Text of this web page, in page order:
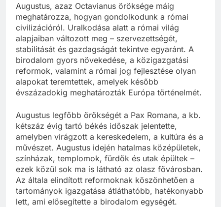
Augustus, azaz Octavianus öröksége máig
meghatározza, hogyan gondolkodunk a római
civilizációról. Uralkodása alatt a római világ
alapjaiban változott meg – szervezettségét,
stabilitását és gazdagságát tekintve egyaránt. A
birodalom gyors növekedése, a közigazgatási
reformok, valamint a római jog fejlesztése olyan
alapokat teremtettek, amelyek később
évszázadokig meghatározták Európa történelmét.
Augustus legfőbb örökségét a Pax Romana, a kb.
kétszáz évig tartó békés időszak jelentette,
amelyben virágzott a kereskedelem, a kultúra és a
művészet. Augustus idején hatalmas középületek,
színházak, templomok, fürdők és utak épültek –
ezek közül sok ma is látható az olasz fővárosban.
Az általa elindított reformoknak köszönhetően a
tartományok igazgatása átláthatóbb, hatékonyabb
lett, ami elősegítette a birodalom egységét.